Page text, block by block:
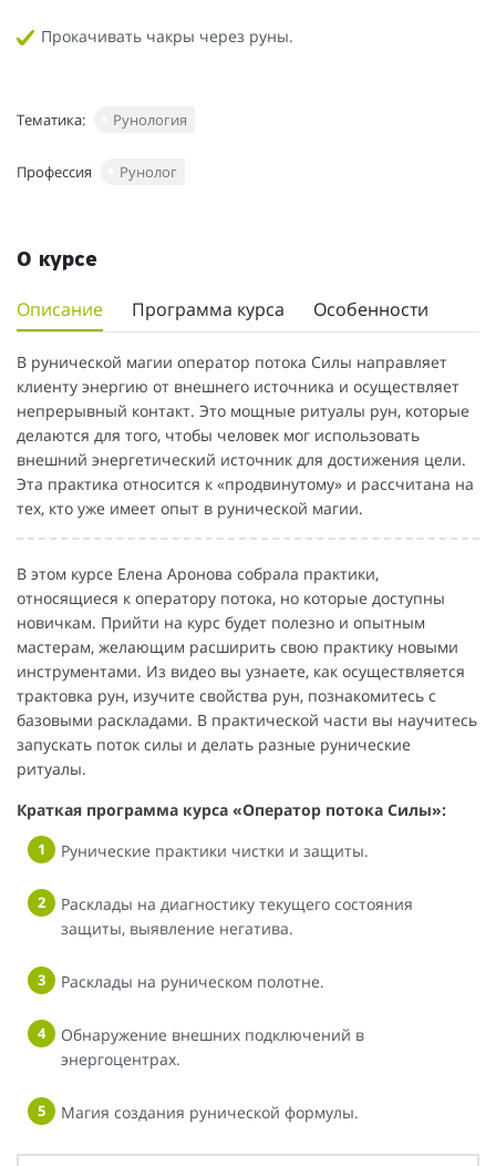
Прокачивать чакры через руны.
Тематика: Рунология
Профессия Рунолог
О курсе
Описание Программа курса Особенности
В рунической магии оператор потока Силы направляет
клиенту энергию от внешнего источника и осуществляет
непрерывный контакт. Это мощные ритуалы рун, которые
делаются для того, чтобы человек мог использовать
внешний энергетический источник для достижения цели.
Эта практика относится к «продвинутому» и рассчитана на
тех, кто уже имеет опыт в рунической магии.
В этом курсе Елена Аронова собрала практики,
относящиеся к оператору потока, но которые доступны
новичкам. Прийти на курс будет полезно и опытным
мастерам, желающим расширить свою практику новыми
инструментами. Из видео вы узнаете, как осуществляется
трактовка рун, изучите свойства рун, познакомитесь с
базовыми раскладами. В практической части вы научитесь
запускать поток силы и делать разные рунические
ритуалы.
Краткая программа курса «Оператор потока Силы»:
Рунические практики чистки и защиты.
Расклады на диагностику текущего состояния
защиты, выявление негатива.
Расклады на руническом полотне.
Обнаружение внешних подключений в
энергоцентрах.
Магия создания рунической формулы.